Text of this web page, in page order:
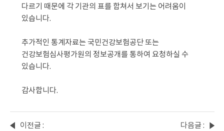
다르기 때문에 각 기관의 표를 합쳐서 보기는 어려움이
있습니다.
추가적인 통계자료는 국민건강보험공단 또는
건강보험심사평가원의 정보공개를 통하여 요청하실 수
있습니다.
감사합니다.
이전글 :
다음글 :